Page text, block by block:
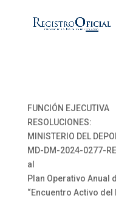
FUNCIÓN EJECUTIVA
RESOLUCIONES:
MINISTERIO DEL
MD-DM-2024-0277-
al
Plan Operativo Anual
“Encuentro Activo